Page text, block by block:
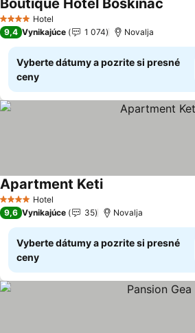
4 Počet hviezdičiek
Hotel
Boutique Hotel Boškinac
9,4 Vynikajúce 1 074 Novalja
Vyberte dátumy a pozrite si presné
ceny
4 Počet hviezdičiek
Hotel
Apartment KetiZobraziť ceny
9,6 Vynikajúce 35 Novalja
Vyberte dátumy a pozrite si presné
ceny